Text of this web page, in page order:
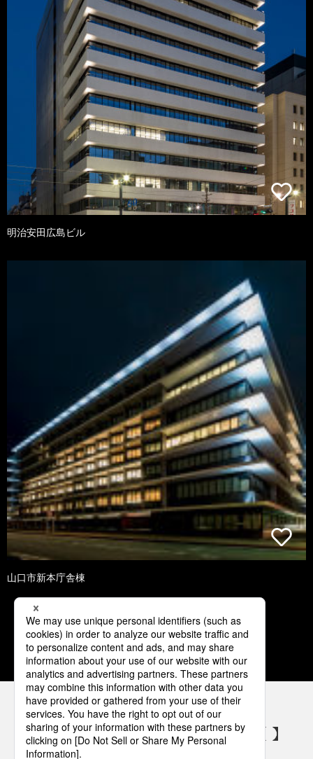
明治安田広島ビル
山口市新本庁舎棟
1 2 3 4 5
パナソニックの電気設備 SNSアカウント